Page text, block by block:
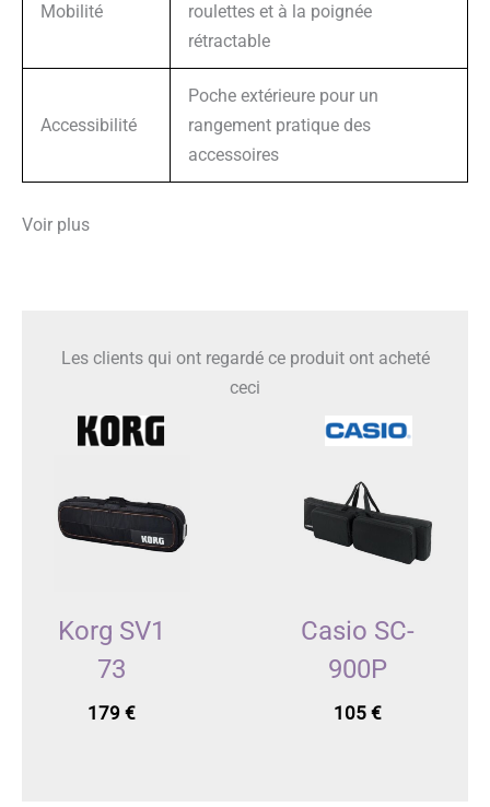
Mobilité
roulettes et à la poignée
rétractable
Accessibilité
Poche extérieure pour un
rangement pratique des
accessoires
Voir plus
Les clients qui ont regardé ce produit ont acheté
ceci
Korg SV1
73
179 €
Casio SC-
900P
105€